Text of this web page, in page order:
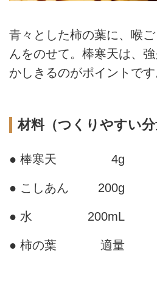
青々とした柿の葉に、喉
んをのせて。棒寒天は、
かしきるのがポイントです
材料（つくりやすい分
● 棒寒天 4g
● こしあん 200g
● 水 200mL
● 柿の葉 適量